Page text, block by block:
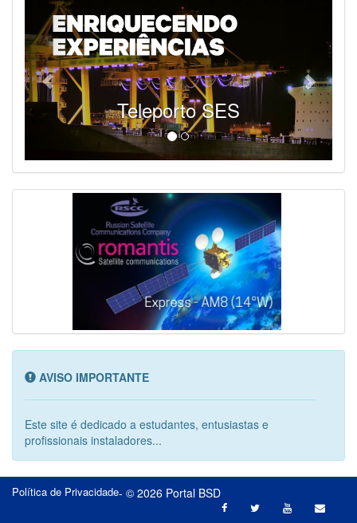
Teleporto SES
AVISO IMPORTANTE
Este site é dedicado a estudantes, entusiastas e
profissionais instaladores...
Política de Privacidade- © 2026 Portal BSD